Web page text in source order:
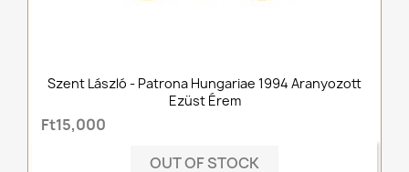
Szent László - Patrona Hungariae 1994 Aranyozott
Ezüst Érem
Ft15,000
OUT OF STOCK